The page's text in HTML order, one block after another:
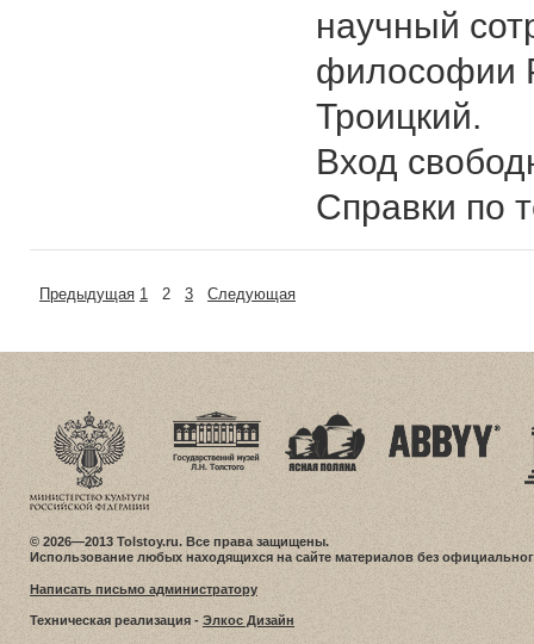
научный
философии
Троицкий.
Вход
Справки по
Предыдущая 1 2 3 Следующая
© 2026—2013 Tolstoy.ru. Все права защищены.
Использование любых находящихся на сайте материалов без
Написать письмо администратору
Техническая реализация - Элкос Дизайн